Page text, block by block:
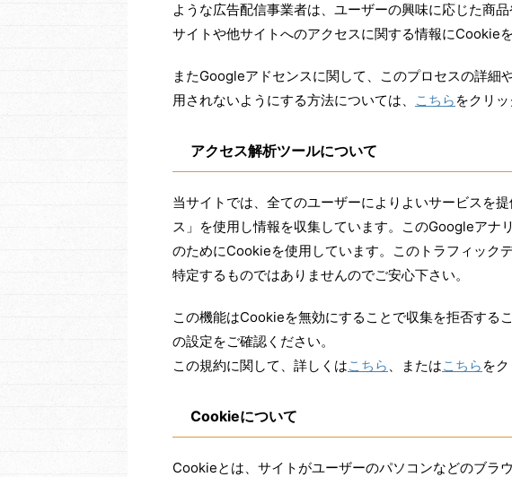
ような広告配信事業者は、ユーザーの興味に応じた商
サイトや他サイトへのアクセスに関する情報にCookie
またGoogleアドセンスに関して、このプロセスの詳細
用されないようにする方法については、
こちら をクリッ
アクセス解析ツールについて
当サイトでは、全てのユーザーによりよいサービスを
ス」を使用し情報を収集しています。このGoogleアナ
のためにCookieを使用しています。このトラフィック
特定するものではありませんのでご安心下さい。
この機能はCookieを無効にすることで収集を拒否する
の設定をご確認ください。
この規約に関して、詳しくはこちら 、またはこちら を
Cookieについて
Cookieとは、サイトがユーザーのパソコンなどのブラ